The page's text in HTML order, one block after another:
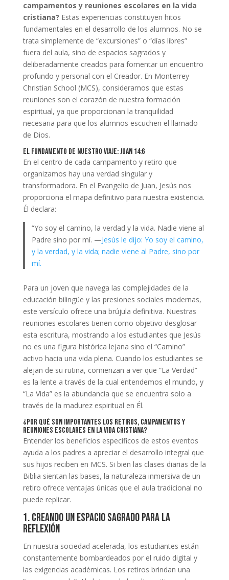
campamentos y reuniones escolares en la vida
cristiana? Estas experiencias constituyen hitos
fundamentales en el desarrollo de los alumnos. No se
trata simplemente de “excursiones” o “días libres”
fuera del aula, sino de espacios sagrados y
deliberadamente creados para fomentar un encuentro
profundo y personal con el Creador. En Monterrey
Christian School (MCS), consideramos que estas
reuniones son el corazón de nuestra formación
espiritual, ya que proporcionan la tranquilidad
necesaria para que los alumnos escuchen el llamado
de Dios.
El Fundamento de Nuestro Viaje: Juan 14:6
En el centro de cada campamento y retiro que
organizamos hay una verdad singular y
transformadora. En el Evangelio de Juan, Jesús nos
proporciona el mapa definitivo para nuestra existencia.
Él declara:
“Yo soy el camino, la verdad y la vida. Nadie viene al
Padre sino por mí. —Jesús le dijo: Yo soy el camino,
y la verdad, y la vida; nadie viene al Padre, sino por
mí.
Para un joven que navega las complejidades de la
educación bilingüe y las presiones sociales modernas,
este versículo ofrece una brújula definitiva. Nuestras
reuniones escolares tienen como objetivo desglosar
esta escritura, mostrando a los estudiantes que Jesús
no es una figura histórica lejana sino el “Camino”
activo hacia una vida plena. Cuando los estudiantes se
alejan de su rutina, comienzan a ver que “La Verdad”
es la lente a través de la cual entendemos el mundo, y
“La Vida” es la abundancia que se encuentra solo a
través de la madurez espiritual en Él.
¿Por qué son importantes los retiros, campamentos y
reuniones escolares en la vida cristiana?
Entender los beneficios específicos de estos eventos
ayuda a los padres a apreciar el desarrollo integral que
sus hijos reciben en MCS. Si bien las clases diarias de la
Biblia sientan las bases, la naturaleza inmersiva de un
retiro ofrece ventajas únicas que el aula tradicional no
puede replicar.
1. Creando un Espacio Sagrado para la
Reflexión
En nuestra sociedad acelerada, los estudiantes están
constantemente bombardeados por el ruido digital y
las exigencias académicas. Los retiros brindan una